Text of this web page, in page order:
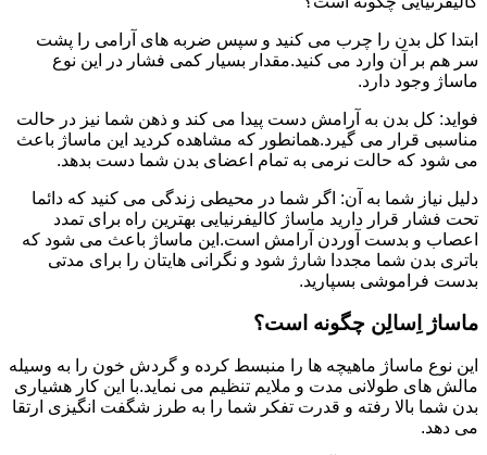
ابتدا کل بدن را چرب می کنید و سپس ضربه های آرامی را پشت
سر هم بر آن وارد می کنید.مقدار بسیار کمی فشار در این نوع
ماساژ وجود دارد.
فواید: کل بدن به آرامش دست پیدا می کند و ذهن شما نیز در حالت
مناسبی قرار می گیرد.همانطور که مشاهده کردید این ماساژ باعث
می شود که حالت نرمی به تمام اعضای بدن شما دست بدهد.
دلیل نیاز شما به آن: اگر شما در محیطی زندگی می کنید که دائما
تحت فشار قرار دارید ماساژ کالیفرنیایی بهترین راه برای تمدد
اعصاب و بدست آوردن آرامش است.این ماساژ باعث می شود که
باتری بدن شما مجددا شارژ شود و نگرانی هایتان را برای مدتی
بدست فراموشی بسپارید.
ماساژ اِسالِن چگونه است؟
این نوع ماساژ ماهیچه ها را منبسط کرده و گردش خون را به وسیله
مالش های طولانی مدت و ملایم تنظیم می نماید.با این کار هشیاری
بدن شما بالا رفته و قدرت تفکر شما را به طرز شگفت انگیزی ارتقا
می دهد.